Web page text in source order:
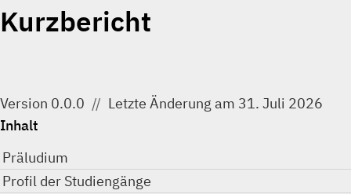
Kurzbericht
Version 0.0.0
Letzte Änderung am 31. Juli 2026
Inhalt
Präludium
Profil der Studiengänge